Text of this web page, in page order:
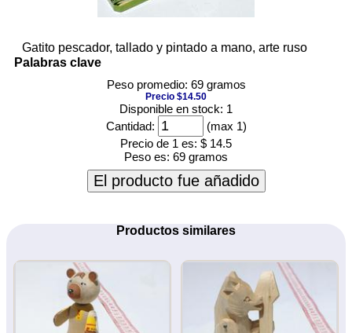
Gatito pescador, tallado y pintado a mano, arte ruso
Palabras clave
Peso promedio: 69 gramos
Precio $14.50
Disponible en stock: 1
Cantidad:
(max 1)
Precio de 1 es: $ 14.5
Peso es: 69 gramos
El producto fue añadido
Productos similares